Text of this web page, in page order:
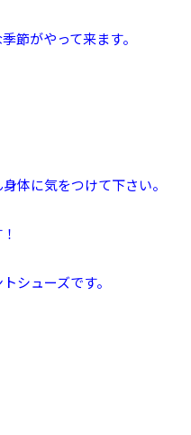
節がやって来ます。
体に気をつけて下さい。
シューズです。